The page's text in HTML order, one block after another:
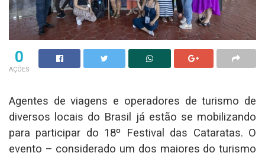
0
AÇÕES
Agentes de viagens e operadores de turismo de
diversos locais do Brasil já estão se mobilizando
para participar do 18º Festival das Cataratas. O
evento – considerado um dos maiores do turismo